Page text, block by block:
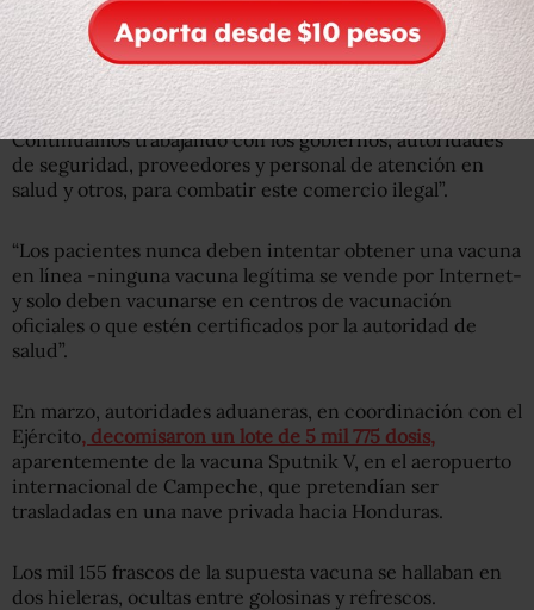
Pfizer dijo a Animal Político en un comunicado que
“nuestro equipo, conformado por ex policías y
especialistas en ciencias forenses, siguen las tendencias
minuciosamente y cuentan con procesos para identificar
amenazas a la legítima cadena de suministro.
Continuamos trabajando con los gobiernos, autoridades
de seguridad, proveedores y personal de atención en
salud y otros, para combatir este comercio ilegal”.
“Los pacientes nunca deben intentar obtener una vacuna
en línea -ninguna vacuna legítima se vende por Internet-
y solo deben vacunarse en centros de vacunación
oficiales o que estén certificados por la autoridad de
salud”.
En marzo, autoridades aduaneras, en coordinación con el
Ejército, decomisaron un lote de 5 mil 775 dosis,
aparentemente de la vacuna Sputnik V, en el aeropuerto
internacional de Campeche, que pretendían ser
trasladadas en una nave privada hacia Honduras.
Los mil 155 frascos de la supuesta vacuna se hallaban en
dos hieleras, ocultas entre golosinas y refrescos.